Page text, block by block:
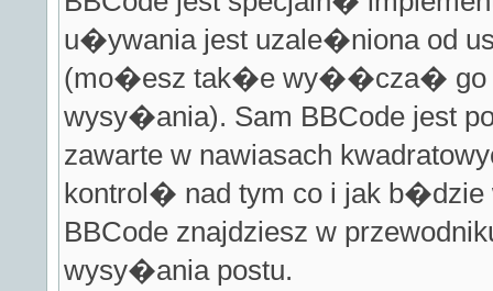
u�ywania jest uzale�niona od
(mo�esz tak�e wy��cza� go
wysy�ania). Sam BBCode jest
zawarte w nawiasach
kontrol� nad tym co i jak
BBCode znajdziesz w
wysy�ania postu.